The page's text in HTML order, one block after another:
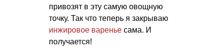
привозят в эту самую овощную
точку. Так что теперь я закрываю
инжировое варенье сама. И
получается!